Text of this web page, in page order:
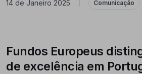
14 de Janeiro 2025 Comunicação
Fundos Europeus
de excelência em